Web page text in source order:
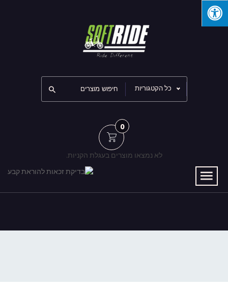
כל הקטגוריות
0
לא נמצאו מוצרים בעגלת הקניות.